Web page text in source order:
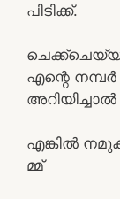
പിടിക്ക്.
എന്റെ
അറിയിച്ചാൽ
എങ്കിൽ
മ്മ്